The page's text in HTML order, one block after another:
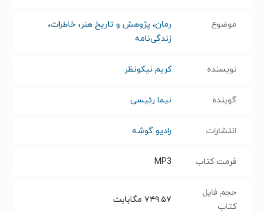
موضوع رمان، پژوهش و تاریخ هنر، خاطرات،
زندگی‌نامه
نویسنده کریم نیکونظر
گوینده نیما رئیسی
انتشارات رادیو گوشه
فرمت کتاب MP3
حجم فایل
کتاب
۷۴۹.۵۷ مگابایت